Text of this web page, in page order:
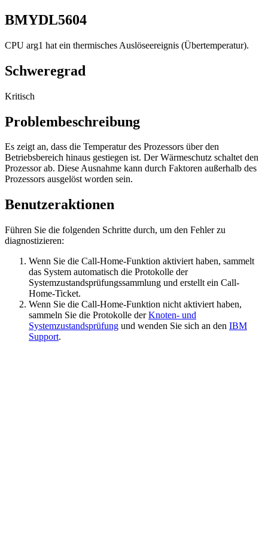
BMYDL5604
CPU arg1 hat ein thermisches Auslöseereignis (Übertemperatur).
Schweregrad
Kritisch
Problembeschreibung
Es zeigt an, dass die Temperatur des Prozessors über den
Betriebsbereich hinaus gestiegen ist. Der Wärmeschutz schaltet den
Prozessor ab. Diese Ausnahme kann durch Faktoren außerhalb des
Prozessors ausgelöst worden sein.
Benutzeraktionen
Führen Sie die folgenden Schritte durch, um den Fehler zu
diagnostizieren:
Wenn Sie die Call-Home-Funktion aktiviert haben, sammelt
das System automatisch die Protokolle der
Systemzustandsprüfungssammlung und erstellt ein Call-
Home-Ticket.
Wenn Sie die Call-Home-Funktion nicht aktiviert haben,
sammeln Sie die Protokolle derKnoten- und
Systemzustandsprüfung und wenden Sie sich an den IBM
Support.